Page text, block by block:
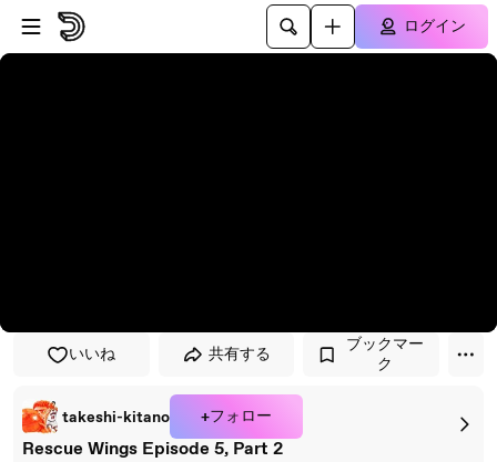
プレイヤーにスキップ
メインコンテンツにスキップ
ログイン
いいね 共有する
ブックマー
ク
takeshi-kitano +フォロー
Rescue Wings Episode 5, Part 2